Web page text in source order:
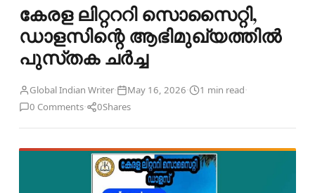
കേരള ലിറ്റററി സൊസൈറ്റി,
ഡാളസിന്റെ ആഭിമുഖ്യത്തിൽ
പുസ്‌തക ചർച്ച
Global Indian Writer· May 16, 2026· 1 min read·
0 Comments· 0Shares